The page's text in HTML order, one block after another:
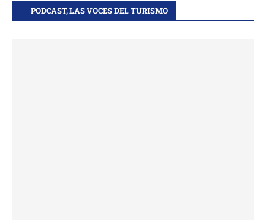
PODCAST, LAS VOCES DEL TURISMO